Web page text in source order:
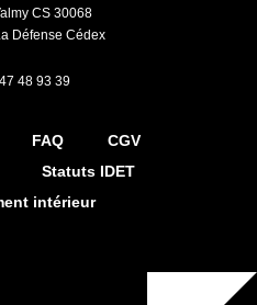
CS 30068
Défense Cédex
48 93 39
FAQ
CGV
Statuts IDET
intérieur